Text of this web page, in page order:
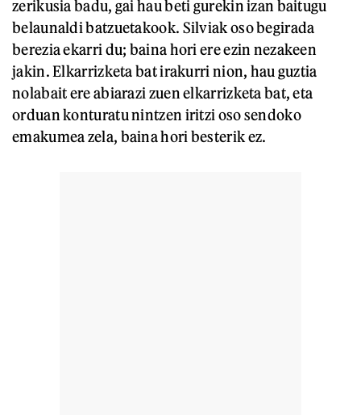
zerikusia badu, gai hau beti gurekin izan baitugu
belaunaldi batzuetakook. Silviak oso begirada
berezia ekarri du; baina hori ere ezin nezakeen
jakin. Elkarrizketa bat irakurri nion, hau guztia
nolabait ere abiarazi zuen elkarrizketa bat, eta
orduan konturatu nintzen iritzi oso sendoko
emakumea zela, baina hori besterik ez.